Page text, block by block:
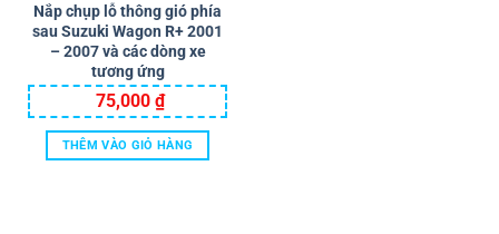
Nắp chụp lỗ thông gió phía
sau Suzuki Wagon R+ 2001
– 2007 và các dòng xe
tương ứng
75,000 ₫
THÊM VÀO GIỎ HÀNG